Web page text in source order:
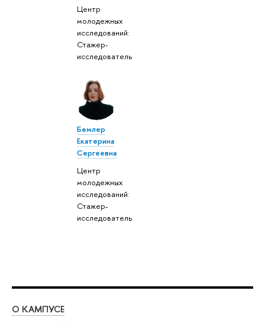
Центр
молодежных
исследований:
Стажер-
исследователь
Бемлер
Екатерина
Сергеевна
Центр
молодежных
исследований:
Стажер-
исследователь
О КАМПУСЕ